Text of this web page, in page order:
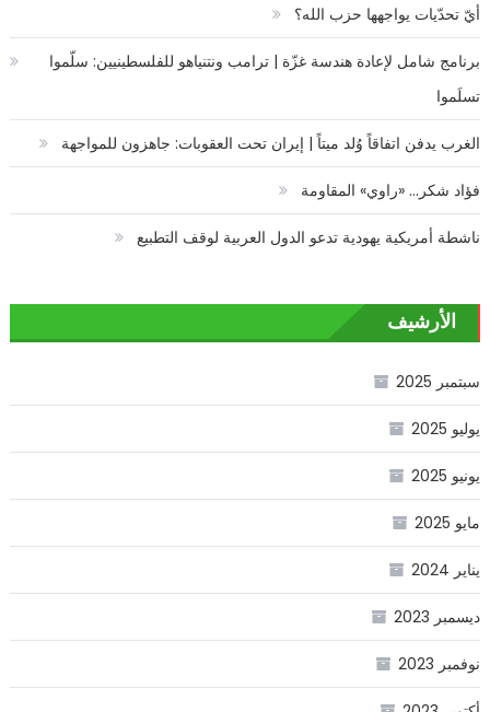
أيّ تحدّيات يواجهها حزب الله؟
برنامج شامل لإعادة هندسة غزّة | ترامب ونتنياهو للفلسطينيين: سلّموا
تسلَموا
الغرب يدفن اتفاقاً وُلد ميتاً | إيران تحت العقوبات: جاهزون للمواجهة
فؤاد شكر… «راوي» المقاومة
ناشطة أمريكية يهودية تدعو الدول العربية لوقف التطبيع
الأرشيف
سبتمبر 2025
يوليو 2025
يونيو 2025
مايو 2025
يناير 2024
ديسمبر 2023
نوفمبر 2023